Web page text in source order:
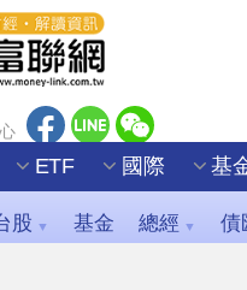
ETF 國際 基
股 ▼ 基金 總經 ▼ 債